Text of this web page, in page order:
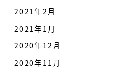
2021年2月
2021年1月
2020年12月
2020年11月